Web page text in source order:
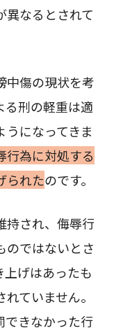
異なるとされて
中傷の現状を考
る刑の軽重は適
になってきま
行為に対処する
られたのです。
持され、侮辱行
のではないとさ
げはあったも
ていません。
できなかった行